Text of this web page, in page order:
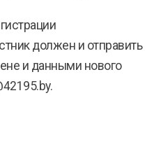
должен и отправить
и данными нового